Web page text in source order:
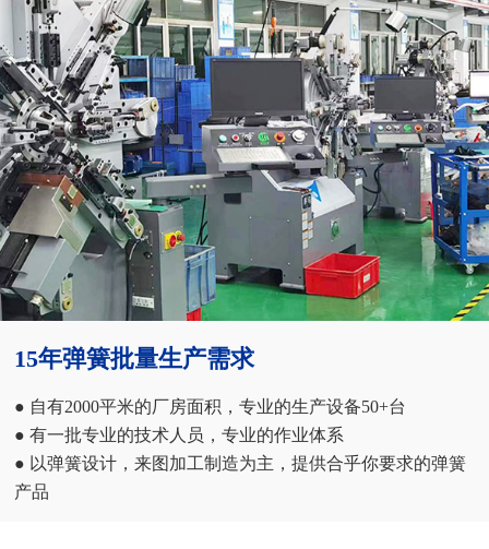
15年弹簧批量生产需求
● 自有2000平米的厂房面积，专业的生产设备50+台
● 有一批专业的技术人员，专业的作业体系
● 以弹簧设计，来图加工制造为主，提供合乎你要求的弹簧
产品